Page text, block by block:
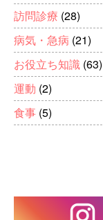
訪問診療 (28)
病気・急病 (21)
お役立ち知識 (63)
運動 (2)
食事 (5)